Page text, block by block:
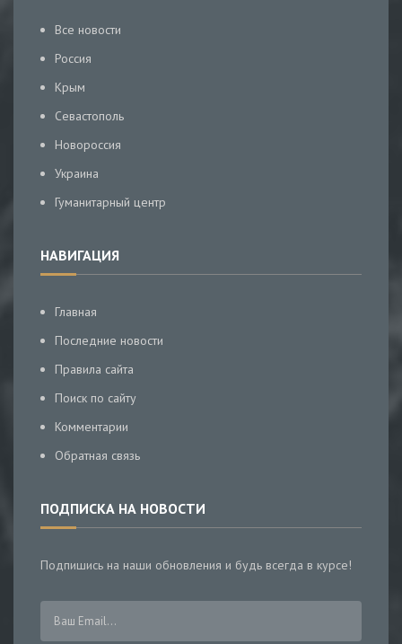
Все новости
Россия
Крым
Севастополь
Новороссия
Украина
Гуманитарный центр
НАВИГАЦИЯ
Главная
Последние новости
Правила сайта
Поиск по сайту
Комментарии
Обратная связь
ПОДПИСКА НА НОВОСТИ
Подпишись на наши обновления и будь всегда в курсе!